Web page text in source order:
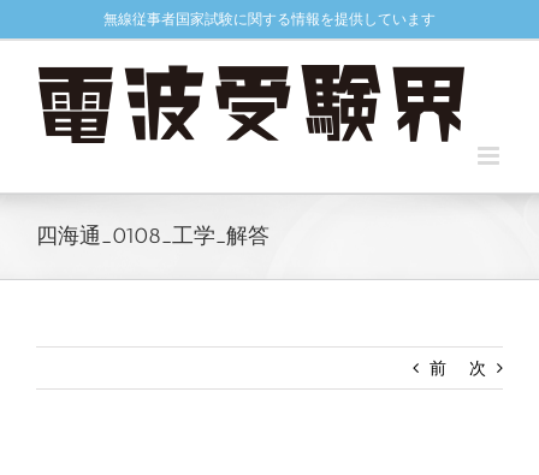
to
無線従事者国家試験に関する情報を提供しています
四海通_0108_工学_解答
前 次